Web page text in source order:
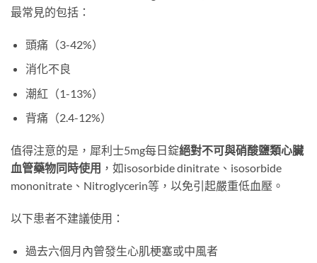
最常見的包括：
頭痛（3-42%）
消化不良
潮紅（1-13%）
背痛（2.4-12%）
值得注意的是，犀利士5mg每日錠絕對不可與硝酸鹽類心臟
血管藥物同時使用 ，如isosorbide dinitrate、isosorbide
mononitrate、Nitroglycerin等，以免引起嚴重低血壓。
以下患者不建議使用：
過去六個月內曾發生心肌梗塞或中風者